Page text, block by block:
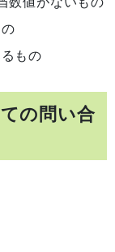
もの
の問い合